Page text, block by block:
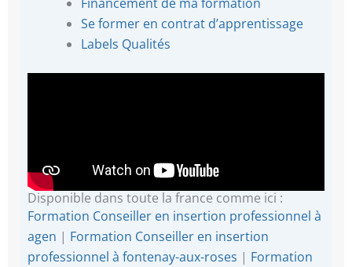
Financement de ma formation
Se former en contrat d’apprentissage
Labels Qualités
Disponible dans toute la france comme ici :
Formation Conseiller en insertion professionnel à
agen | Formation Conseiller en insertion
professionnel à fontenay-aux-roses | Formation